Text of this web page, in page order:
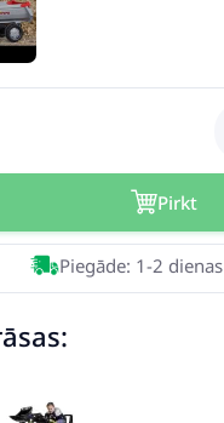
Pirkt
Piegāde: 1-2 dienas